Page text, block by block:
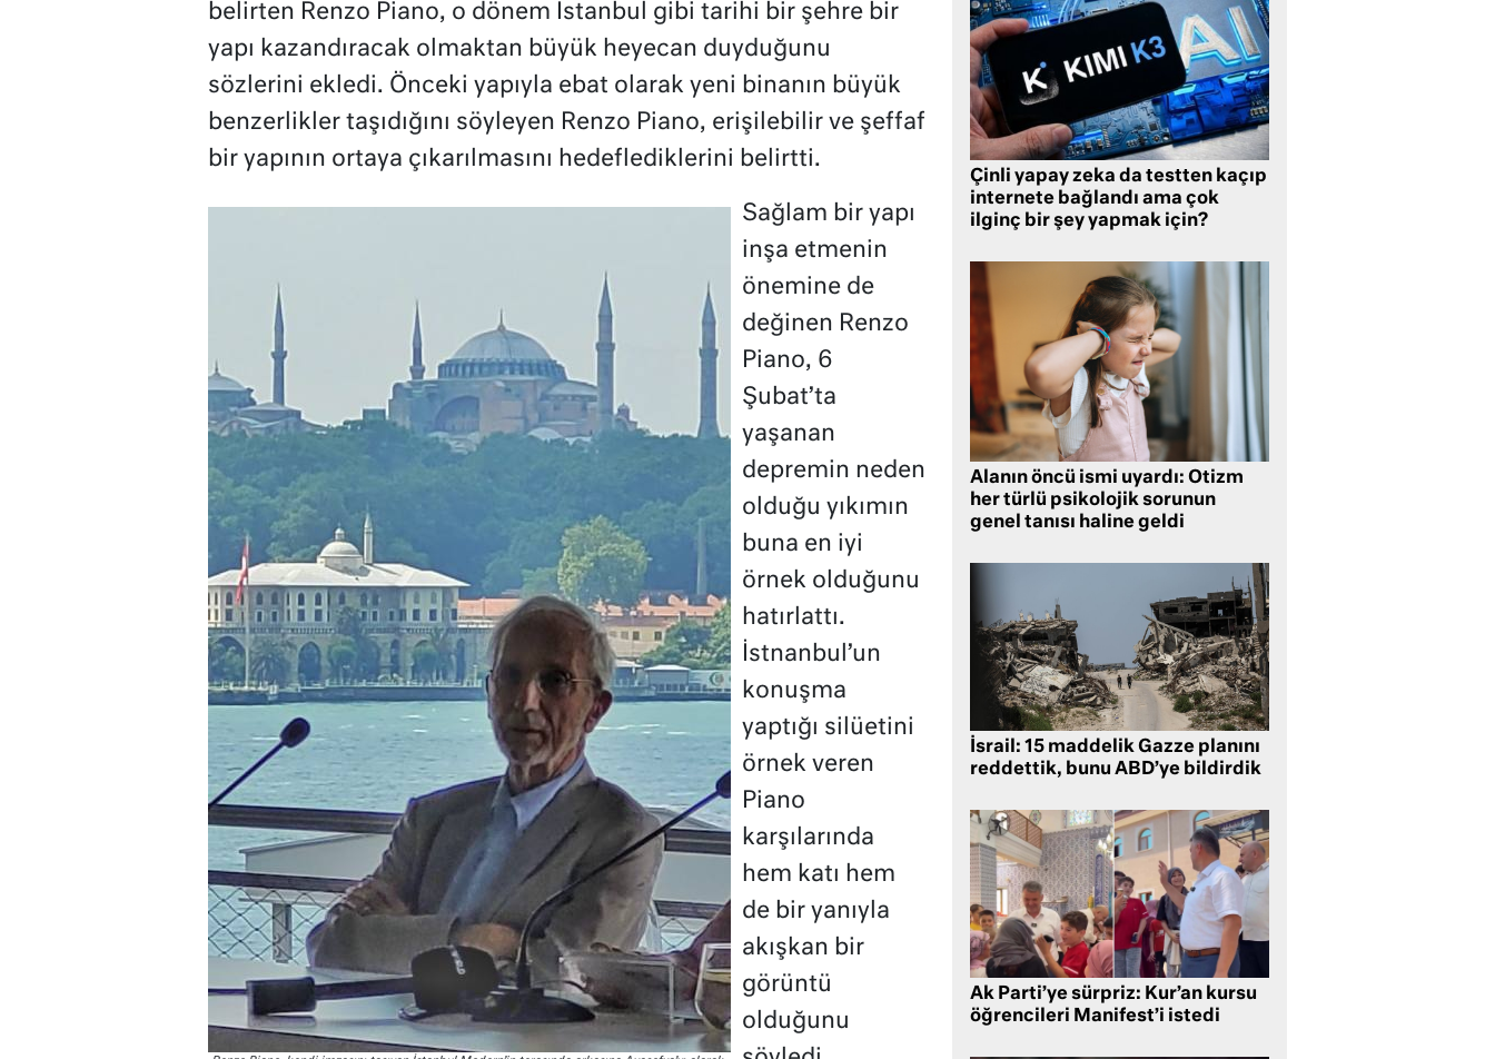
belirten Renzo Piano, o dönem İstanbul gibi tarihi bir şehre bir
yapı kazandıracak olmaktan büyük heyecan duyduğunu
sözlerini ekledi. Önceki yapıyla ebat olarak yeni binanın büyük
benzerlikler taşıdığını söyleyen Renzo Piano, erişilebilir ve şeffaf
bir yapının ortaya çıkarılmasını hedeflediklerini belirtti.
Sağlam bir yapı
inşa etmenin
önemine de
değinen Renzo
Piano, 6
Şubat’ta
yaşanan
depremin neden
olduğu yıkımın
buna en iyi
örnek olduğunu
hatırlattı.
İstnanbul’un
konuşma
yaptığı silüetini
örnek veren
Piano
karşılarında
hem katı hem
de bir yanıyla
akışkan bir
görüntü
olduğunu
Çinli yapay zeka da testten kaçıp
internete bağlandı ama çok
ilginç bir şey yapmak için?
Alanın öncü ismi uyardı: Otizm
her türlü psikolojik sorunun
genel tanısı haline geldi
İsrail: 15 maddelik Gazze planını
reddettik, bunu ABD’ye bildirdik
Ak Parti’ye sürpriz: Kur’an kursu
öğrencileri Manifest’i istedi